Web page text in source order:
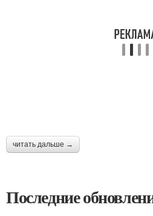
читать дальше →
Последние